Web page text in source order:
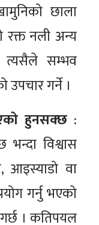
छाला
रक्त नली अन्य
त्यसैले सम्भव
गर्ने ।
हुनसक्छ:
विश्वास
आइस्याडो वा
गर्नु भएको
। कतिपयल